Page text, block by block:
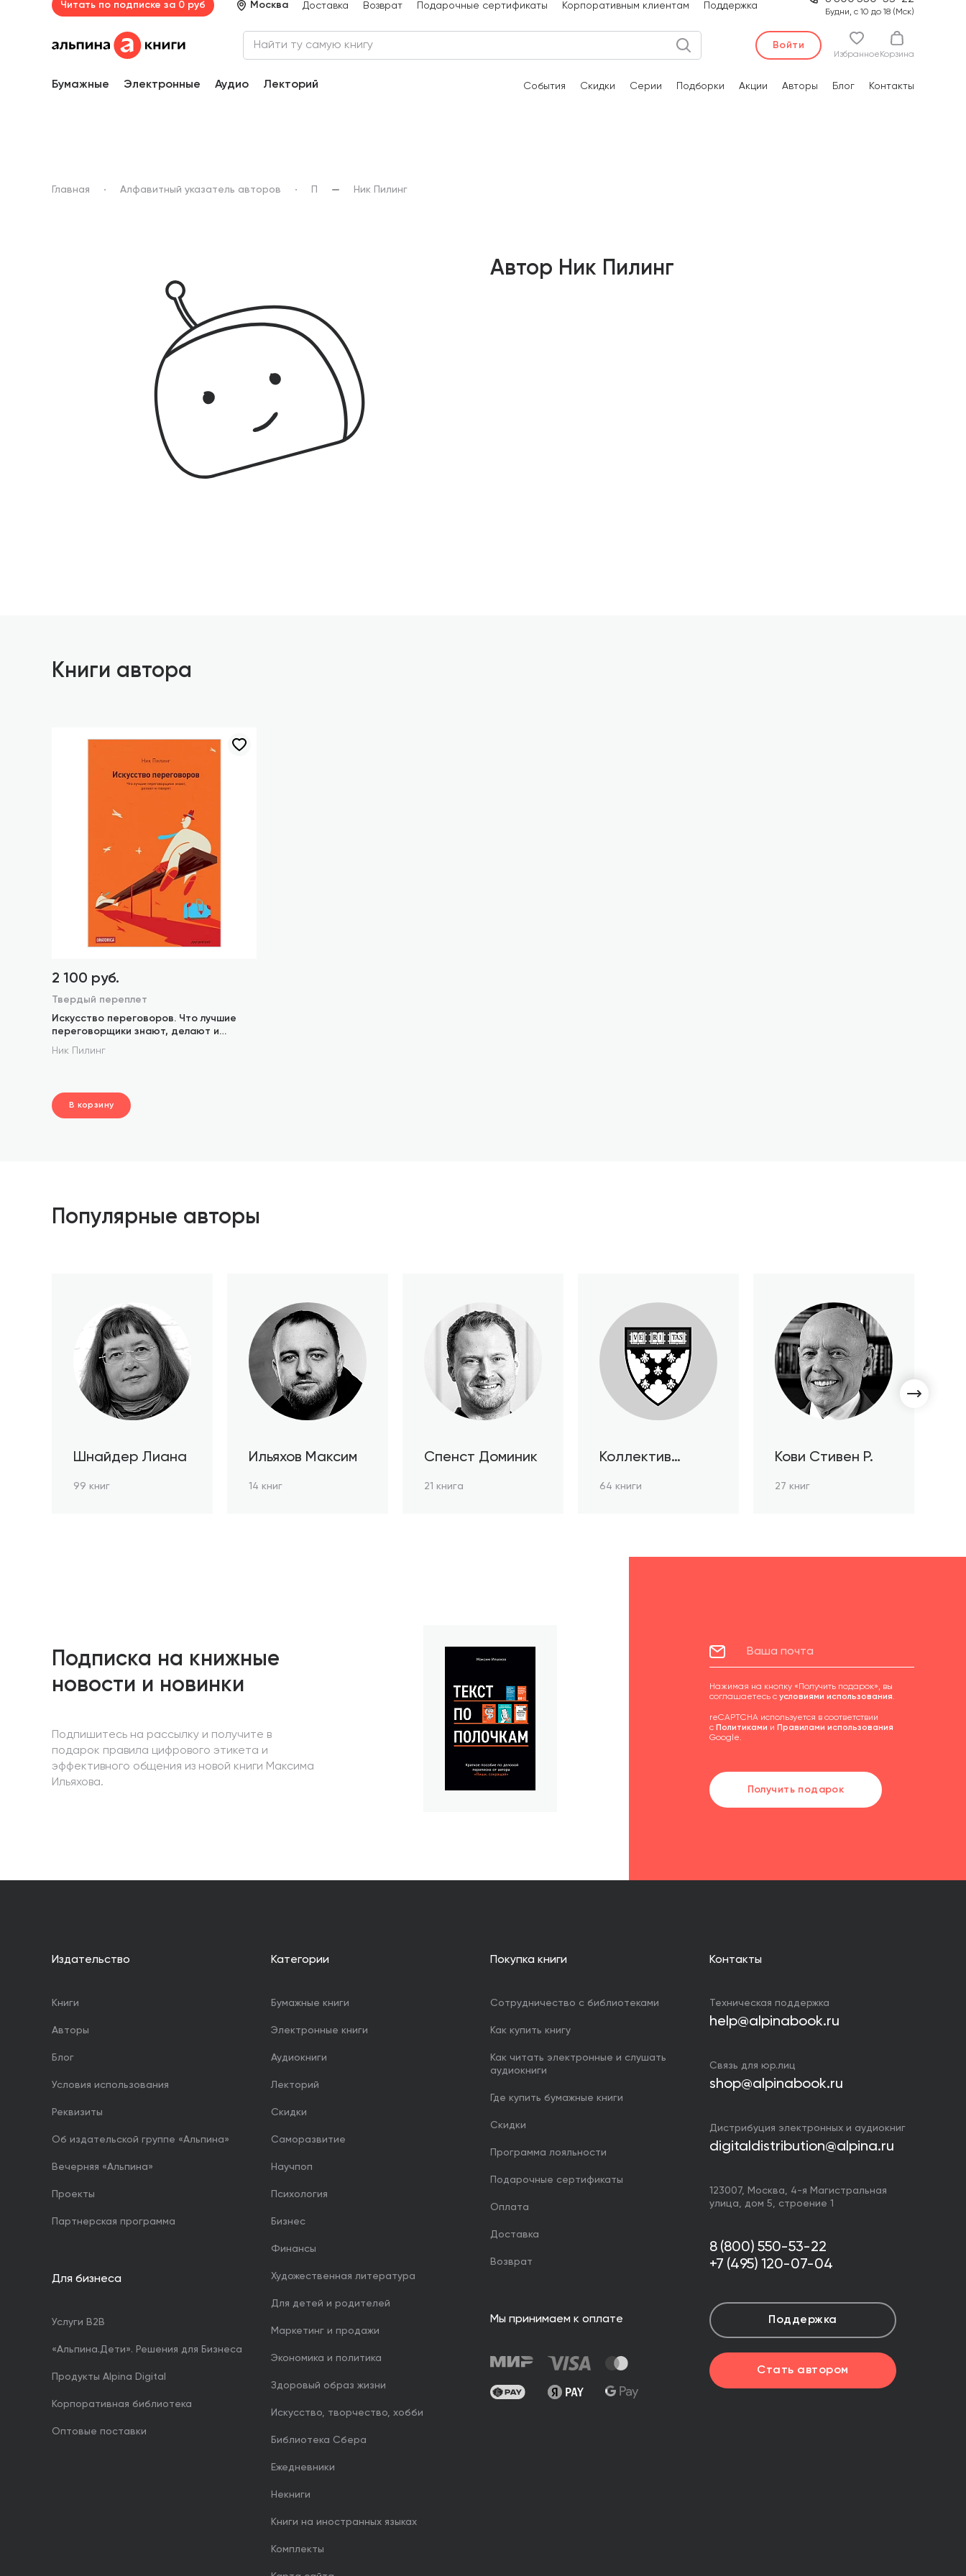
Читать по подписке за 0 руб Москва Доставка Возврат Подарочные сертификаты Корпоративным клиентам Поддержка
Будни, с 10 до 18 (Мск)
Войти
Избранное Корзина
Бумажные Электронные Аудио Лекторий События Скидки Серии Подборки Акции Авторы Блог Контакты
Главная Алфавитный указатель авторов Ник Пилинг
Автор Ник Пилинг
Книги автора
2 100 руб.
Твердый переплет
Искусство переговоров. Что лучшие
переговорщики знают, делают и
говорят
Ник Пилинг
В корзину
Популярные авторы
Шнайдер Лиана
99 книг
Ильяхов Максим
14 книг
Спенст Доминик
21 книга
Коллектив
64 книги
Кови Стивен Р.
27 книг
Подписка на книжные
новости и новинки
Подпишитесь на рассылку и получите в
подарок правила цифрового этикета и
эффективного общения из новой книги Максима
Ильяхова.
Нажимая на кнопку «Получить подарок», вы
соглашаетесь с условиями использования.
reCAPTCHA используется в соответствии
с Политиками и Правилами использования
Google.
Получить подарок
Издательство
Книги
Авторы
Блог
Условия использования
Реквизиты
Об издательской группе «Альпина»
Вечерняя «Альпина»
Проекты
Партнерская программа
Для бизнеса
Услуги B2B
«Альпина.Дети». Решения для Бизнеса
Продукты Alpina Digital
Корпоративная библиотека
Оптовые поставки
Категории
Бумажные книги
Электронные книги
Аудиокниги
Лекторий
Скидки
Саморазвитие
Научпоп
Психология
Бизнес
Финансы
Художественная литература
Для детей и родителей
Маркетинг и продажи
Экономика и политика
Здоровый образ жизни
Искусство, творчество, хобби
Библиотека Сбера
Ежедневники
Некниги
Книги на иностранных языках
Комплекты
Покупка книги
Сотрудничество с библиотеками
Как купить книгу
Как читать электронные и слушать
аудиокниги
Где купить бумажные книги
Скидки
Программа лояльности
Подарочные сертификаты
Оплата
Доставка
Возврат
Мы принимаем к оплате
Контакты
Техническая поддержка
help@alpinabook.ru
Связь для юр.лиц
shop@alpinabook.ru
Дистрибуция электронных и аудиокниг
digitaldistribution@alpina.ru
123007, Москва, 4-я Магистральная
улица, дом 5, строение 1
8 (800) 550-53-22
+7 (495) 120-07-04
Поддержка
Стать автором